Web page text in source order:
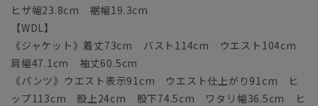
ヒザ幅23.8cm 裾幅19.3cm
【WDL】
《ジャケット》着丈73cm バスト114cm ウエスト104cm
肩幅47.1cm 袖丈60.5cm
《パンツ》ウエスト表示91cm ウエスト仕上がり91cm ヒ
ップ113cm 股上24cm 股下74.5cm ワタリ幅36.5cm ヒ